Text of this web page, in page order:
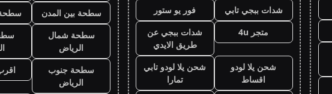
شدات ببجي تابي
فور يو ستور
متجر 4u
شدات ببجي عن
طريق الايدي
شحن يلا لودو
اقساط
شحن يلا لودو تابي
تمارا
سطحة بين المدن
سطحة
سطحة شمال
الرياض
سطحة جنوب
الرياض